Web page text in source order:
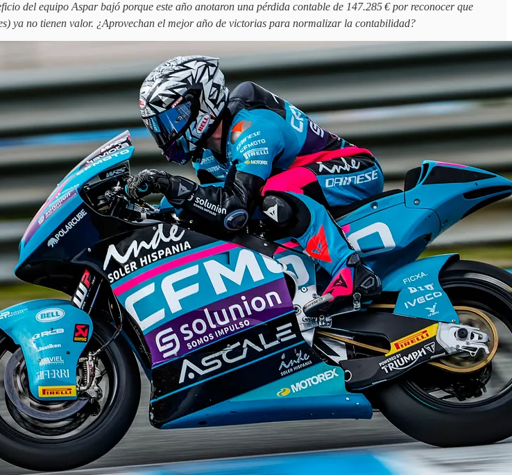
del equipo Aspar bajó porque este año anotaron una pérdida contable de 147.285 € por reconocer que
ya no tienen valor. ¿Aprovechan el mejor año de victorias para normalizar la contabilidad?